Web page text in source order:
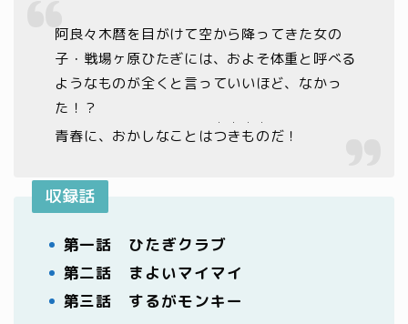
阿良々木暦を目がけて空から降ってきた女の
子・戦場ヶ原ひたぎには、およそ体重と呼べる
ようなものが全くと言っていいほど、なかっ
た！？
青春に、おかしなことはつきもの
・・・・
だ！
収録話
第一話 ひたぎクラブ
第二話 まよいマイマイ
第三話 するがモンキー